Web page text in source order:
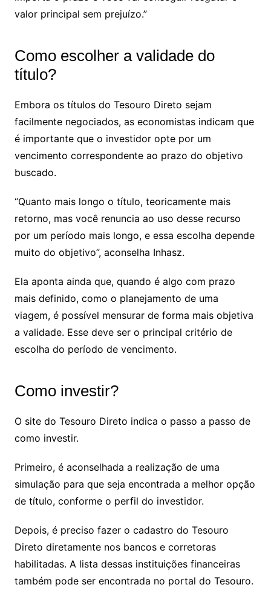
valor principal sem prejuízo.”
Como escolher a validade do
título?
Embora os títulos do Tesouro Direto sejam
facilmente negociados, as economistas indicam que
é importante que o investidor opte por um
vencimento correspondente ao prazo do objetivo
buscado.
“Quanto mais longo o título, teoricamente mais
retorno, mas você renuncia ao uso desse recurso
por um período mais longo, e essa escolha depende
muito do objetivo”, aconselha Inhasz.
Ela aponta ainda que, quando é algo com prazo
mais definido, como o planejamento de uma
viagem, é possível mensurar de forma mais objetiva
a validade. Esse deve ser o principal critério de
escolha do período de vencimento.
Como investir?
O site do Tesouro Direto indica o passo a passo de
como investir.
Primeiro, é aconselhada a realização de uma
simulação para que seja encontrada a melhor opção
de título, conforme o perfil do investidor.
Depois, é preciso fazer o cadastro do Tesouro
Direto diretamente nos bancos e corretoras
habilitadas. A lista dessas instituições financeiras
também pode ser encontrada no portal do Tesouro.